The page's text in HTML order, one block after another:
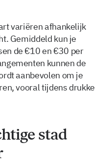
variëren afhankelijk
Gemiddeld kun je
de €10 en €30 per
kunnen de
aanbevolen om je
vooral tijdens drukke
stad